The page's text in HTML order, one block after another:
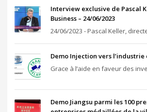
Interview exclusive de Pascal
Business – 24/06/2023
24/06/2023 - Pascal Keller,
Demo Injection vers
Grace à l’aide en faveur des
Demo Jiangsu parmi les 100